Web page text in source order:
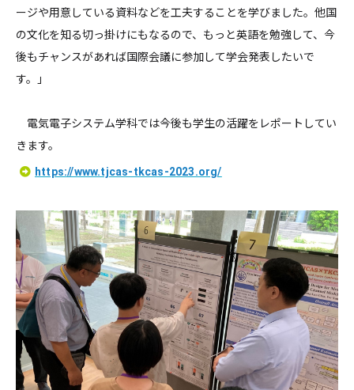
ージや用意している資料などを工夫することを学びました。他国
の文化を知る切っ掛けにもなるので、もっと英語を勉強して、今
後もチャンスがあれば国際会議に参加して学会発表したいで
す。」
電気電子システム学科では今後も学生の活躍をレポートしてい
きます。
https://www.tjcas-tkcas-2023.org/